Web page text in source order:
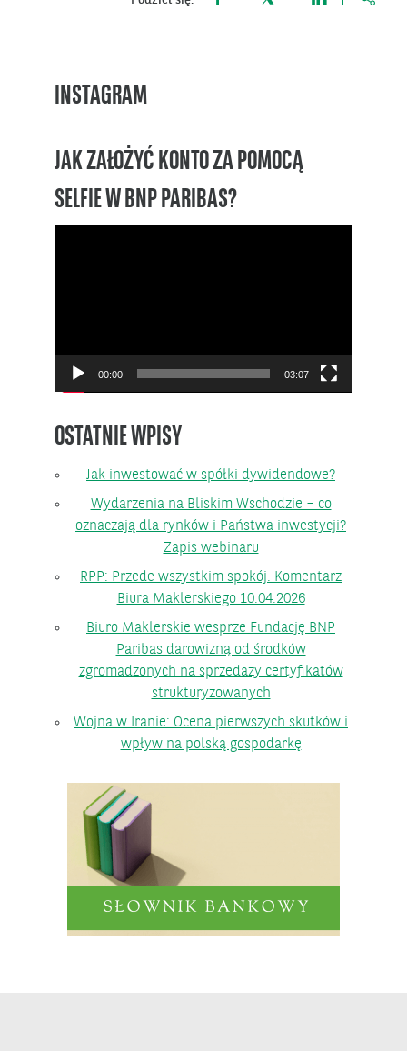
INSTAGRAM
JAK ZAŁOŻYĆ KONTO ZA POMOCĄ
SELFIE W BNP PARIBAS?
00:00 03:07
OSTATNIE WPISY
Jak inwestować w spółki dywidendowe?
Wydarzenia na Bliskim Wschodzie – co
oznaczają dla rynków i Państwa inwestycji?
Zapis webinaru
RPP: Przede wszystkim spokój. Komentarz
Biura Maklerskiego 10.04.2026
Biuro Maklerskie wesprze Fundację BNP
Paribas darowizną od środków
zgromadzonych na sprzedaży certyfikatów
strukturyzowanych
Wojna w Iranie: Ocena pierwszych skutków i
wpływ na polską gospodarkę